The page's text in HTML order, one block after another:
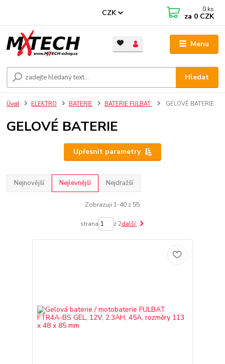
Menu
CZK
Hledat
0 ks
za 0 CZK
Úvod ELEKTRO BATERIE BATERIE FULBAT GELOVÉ BATERIE
GELOVÉ BATERIE
Upřesnit parametry
Nejnovější Nejlevnější Nejdražší
Zobrazuji 1-40 z 55
strana z 2další